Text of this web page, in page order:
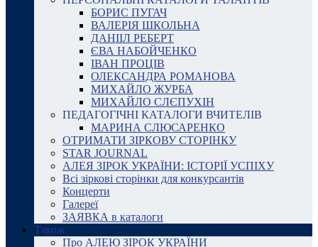
БОРИС ПУГАЧ
ВАЛЕРІЯ ШКОЛЬНА
ДАНІІЛ РЕБЕРТ
ЄВА НАБОЙЧЕНКО
ІВАН ПРОЦІВ
ОЛЕКСАНДРА РОМАНОВА
МИХАЙЛО ЖУРБА
МИХАЙЛО СЛЄПУХІН
ПЕДАГОГІЧНІ КАТАЛОГИ ВЧИТЕЛІВ
МАРИНА СЛЮСАРЕНКО
ОТРИМАТИ ЗІРКОВУ СТОРІНКУ
STAR JOURNAL
АЛЕЯ ЗІРОК УКРАЇНИ: ІСТОРІЇ УСПІХУ
Всі зіркові сторінки для конкурсантів
Концерти
Галереї
ЗАЯВКА в каталоги
Також
Про АЛЕЮ ЗІРОК УКРАЇНИ